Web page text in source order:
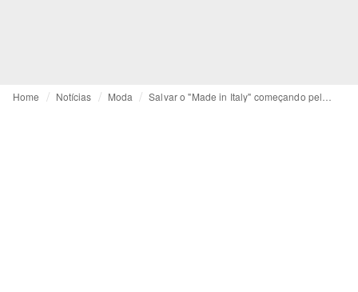
Home Notícias Moda